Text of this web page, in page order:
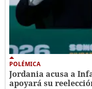
POLÉMICA
Jordania acusa a
apoyará su